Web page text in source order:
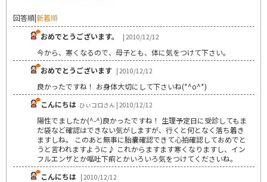
回答順|新着順
おめでとうございます。
| 2010/12/12
今から、寒くなるので、母子とも、体に気をつけて下さい。
おめでとうございます | 2010/12/12
良かったですね！ お身体大切にして下さいね(*^o^*)
こんにちは ひぃコロさん | 2010/12/12
陽性でましたか(^-^)良かったですね！ 生理予定日に受診してもま
だ袋など確認はできない気がしますが、行くと何となく落ち着き
ますしね。 このあと無事に胎嚢確認できて心拍確認しておめでと
うと言われますように♪ これからますます寒くなりますし、イン
フルエンザとか嘔吐下痢とかいろいろ気をつけてくださいね。
こんにちは | 2010/12/12